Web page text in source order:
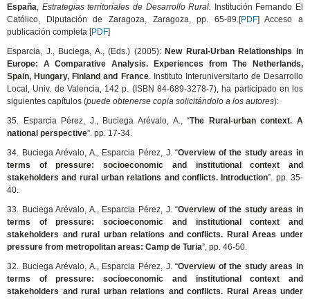
España, Estrategias territoriales de Desarrollo Rural.
Institución Fernando El
Católico, Diputación de Zaragoza, Zaragoza, pp. 65-89.[PDF] Acceso a
publicación completa [PDF]
Esparcia, J., Buciega, A., (Eds.) (2005): New Rural-Urban Relationships in
Europe: A Comparative Analysis. Experiences from The Netherlands,
Spain, Hungary, Finland and France. Instituto Interuniversitario de Desarrollo
Local, Univ. de Valencia, 142 p. (ISBN 84-689-3278-7), ha participado en los
siguientes capítulos (puede obtenerse copia solicitándolo a los autores):
35. Esparcia Pérez, J., Buciega Arévalo, A., “The Rural-urban context. A
national perspective”. pp. 17-34.
34. Buciega Arévalo, A., Esparcia Pérez, J. “Overview of the study areas in
terms of pressure: socioeconomic and institutional context and
stakeholders and rural urban relations and conflicts. Introduction”. pp. 35-
40.
33. Buciega Arévalo, A., Esparcia Pérez, J. “Overview of the study areas in
terms of pressure: socioeconomic and institutional context and
stakeholders and rural urban relations and conflicts. Rural Areas under
pressure from metropolitan areas: Camp de Turia”, pp. 46-50.
32. Buciega Arévalo, A., Esparcia Pérez, J. “Overview of the study areas in
terms of pressure: socioeconomic and institutional context and
stakeholders and rural urban relations and conflicts. Rural Areas under